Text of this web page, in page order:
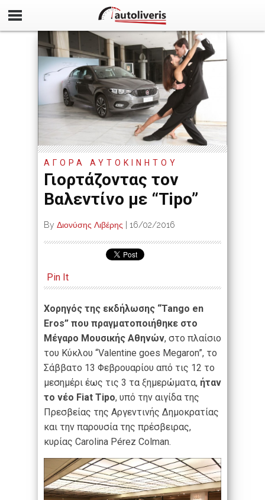
ΑΓΟΡΑ ΑΥΤΟΚΙΝΗΤΟΥ
Γιορτάζοντας τον
Βαλεντίνο με “Tipo”
By Διονύσης Λιβέρης 16/02/2016
Pin It
Χορηγός της εκδήλωσης “Tango en
Εrοs” που πραγματοποιήθηκε στο
Μέγαρο Μουσικής Αθηνών, στο πλαίσιο
του Κύκλου “Valentine goes Megaron”, το
Σάββατο 13 Φεβρουαρίου από τις 12 το
μεσημέρι έως τις 3 τα ξημερώματα, ήταν
το νέο Fiat Tipo, υπό την αιγίδα της
Πρεσβείας της Αργεντινής Δημοκρατίας
και την παρουσία της πρέσβειρας,
κυρίας Carolina Pérez Colman.